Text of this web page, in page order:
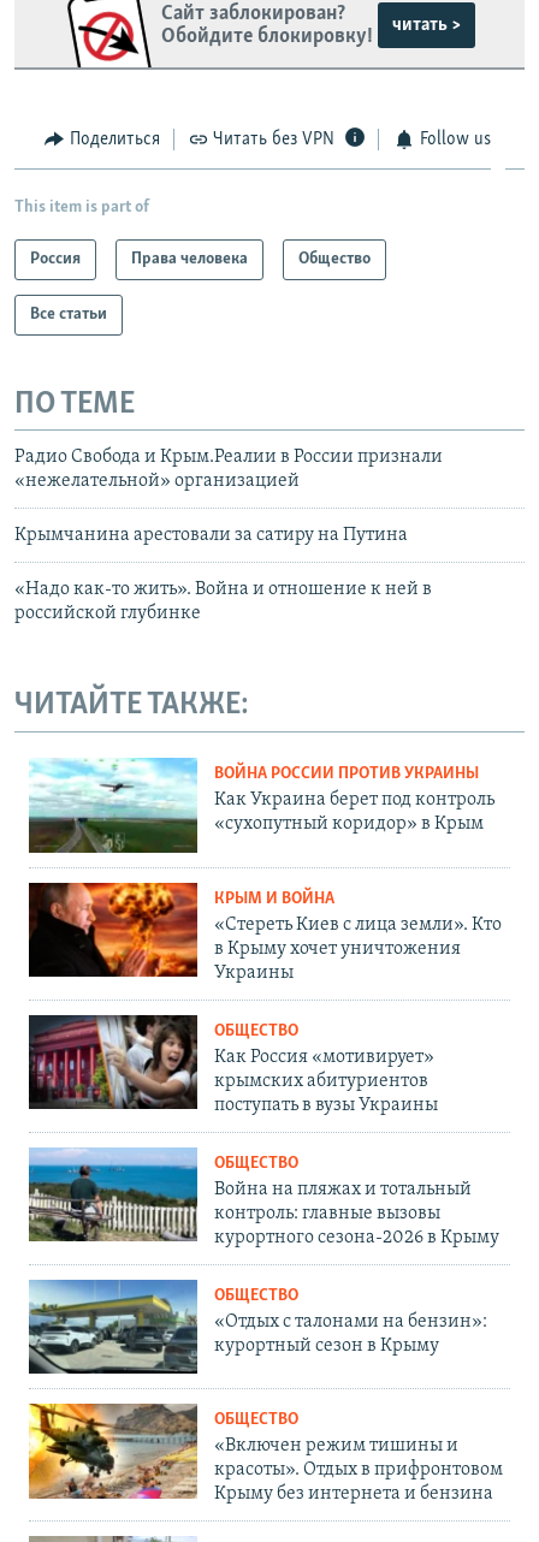
Сайт заблокирован?
Обойдите блокировку!
читать >
Поделиться Читать без VPN Follow us
This item is part of
Россия Права человека Общество
Все статьи
ПО ТЕМЕ
Радио Свобода и Крым.Реалии в России признали
«нежелательной» организацией
Крымчанина арестовали за сатиру на Путина
«Надо как-то жить». Война и отношение к ней в
российской глубинке
ЧИТАЙТЕ ТАКЖЕ:
ВОЙНА РОССИИ ПРОТИВ УКРАИНЫ
Как Украина берет под контроль
«сухопутный коридор» в Крым
КРЫМ И ВОЙНА
«Стереть Киев с лица земли». Кто
в Крыму хочет уничтожения
Украины
ОБЩЕСТВО
Как Россия «мотивирует»
крымских абитуриентов
поступать в вузы Украины
ОБЩЕСТВО
Война на пляжах и тотальный
контроль: главные вызовы
курортного сезона-2026 в Крыму
ОБЩЕСТВО
«Отдых с талонами на бензин»:
курортный сезон в Крыму
ОБЩЕСТВО
«Включен режим тишины и
красоты». Отдых в прифронтовом
Крыму без интернета и бензина